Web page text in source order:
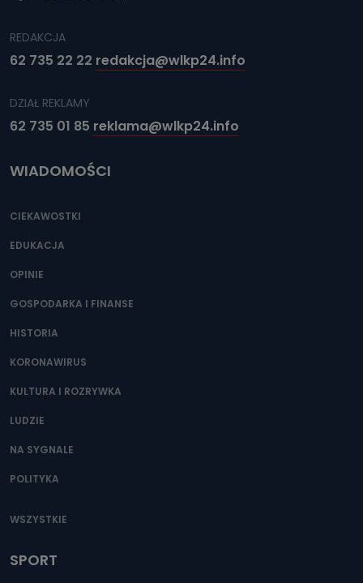
REDAKCJA
62 735 22 22 redakcja@wlkp24.info
DZIAŁ REKLAMY
62 735 01 85 reklama@wlkp24.info
WIADOMOŚCI
CIEKAWOSTKI
EDUKACJA
OPINIE
GOSPODARKA I FINANSE
HISTORIA
KORONAWIRUS
KULTURA I ROZRYWKA
LUDZIE
NA SYGNALE
POLITYKA
WSZYSTKIE
SPORT